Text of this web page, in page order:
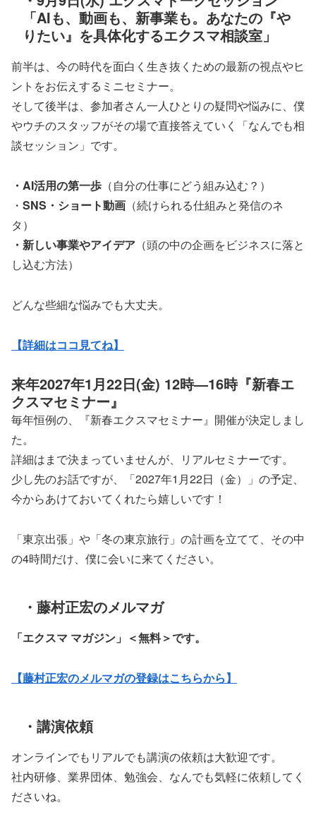
「AIも、動画も、新事業も。あなたの『や
りたい』を具体化するエクスマ相談室」
前半は、今の時代を面白く生き抜くための最新の視点やヒ
ントをお伝えするミニセミナー。
そして後半は、参加者さん一人ひとりの疑問や悩みに、僕
やウチのスタッフがその場で直接答えていく「なんでも相
談セッション」です。
・AI活用の第一歩 （自分の仕事にどう組み込む？）
・ SNS・ショート動画 （続けられる仕組みと発信のネ
タ）
・新しい事業やアイデア （頭の中の企画をビジネスに落と
し込む方法）
どんな些細な悩みでも大丈夫。
【詳細はココ見てね】
来年2027年1月22日(金) 12時―16時『新春エ
クスマセミナー』
毎年恒例の、『新春エクスマセミナー』開催が決定しまし
た。
詳細はまで決まっていませんが、リアルセミナーです。
少し先のお話ですが、「2027年1月22日（金）」の予定、
今からあけておいてくれたら嬉しいです！
「東京出張」や「冬の東京旅行」の計画を立てて、その中
の4時間だけ、僕に会いに来てください。
・藤村正宏のメルマガ
「エクスマ マガジン」 ＜無料＞です。
【藤村正宏のメルマガの登録はこちらから】
・講演依頼
オンラインでもリアルでも講演の依頼は大歓迎です。
社内研修、業界団体、勉強会、なんでも気軽に依頼してく
ださいね。